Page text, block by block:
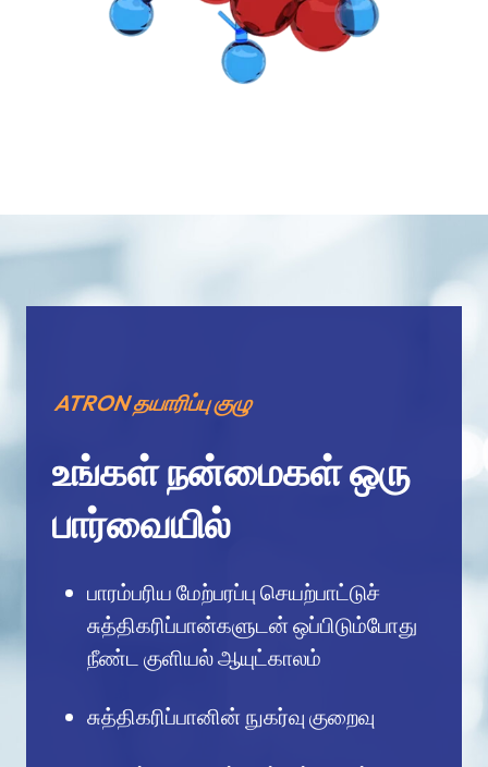
ATRON தயாரிப்பு குழு
உங்கள் நன்மைகள் ஒரு
பார்வையில்
பாரம்பரிய மேற்பரப்பு செயற்பாட்டுச்
சுத்திகரிப்பான்களுடன் ஒப்பிடும்போது
நீண்ட குளியல் ஆயுட்காலம்
சுத்திகரிப்பானின் நுகர்வு குறைவு